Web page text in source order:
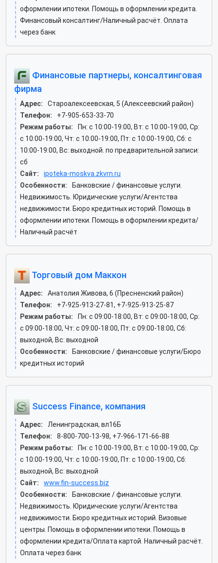
оформлении ипотеки. Помощь в оформлении кредита.
Финансовый консалтинг/Наличный расчёт. Оплата
через банк
Финансовые партнеры, консалтинговая
фирма
Адрес:
Староалексеевская, 5 (Алексеевский район)
Телефон:
+7-905-653-33-70
Режим работы:
Пн: c 10:00-19:00, Вт: c 10:00-19:00, Ср:
c 10:00-19:00, Чт: c 10:00-19:00, Пт: c 10:00-19:00, Сб: c
10:00-19:00, Вс: выходной. по предварительной записи:
сб
Сайт:
ipoteka-moskva.zkvrn.ru
Особенности:
Банковские / финансовые услуги.
Недвижимость. Юридические услуги/Агентства
недвижимости. Бюро кредитных историй. Помощь в
оформлении ипотеки. Помощь в оформлении кредита/
Наличный расчёт
Торговый дом Маккон
Адрес:
Анатолия Живова, 6 (Пресненский район)
Телефон:
+7-925-913-27-81, +7-925-913-25-87
Режим работы:
Пн: c 09:00-18:00, Вт: c 09:00-18:00, Ср:
c 09:00-18:00, Чт: c 09:00-18:00, Пт: c 09:00-18:00, Сб:
выходной, Вс: выходной
Особенности:
Банковские / финансовые услуги/Бюро
кредитных историй
Success Finance, компания
Адрес:
Ленинградская, вл16Б
Телефон:
8-800-700-13-98, +7-966-171-66-88
Режим работы:
Пн: c 10:00-19:00, Вт: c 10:00-19:00, Ср:
c 10:00-19:00, Чт: c 10:00-19:00, Пт: c 10:00-19:00, Сб:
выходной, Вс: выходной
Сайт:
www.fin-success.biz
Особенности:
Банковские / финансовые услуги.
Недвижимость. Юридические услуги/Агентства
недвижимости. Бюро кредитных историй. Визовые
центры. Помощь в оформлении ипотеки. Помощь в
оформлении кредита/Оплата картой. Наличный расчёт.
Оплата через банк